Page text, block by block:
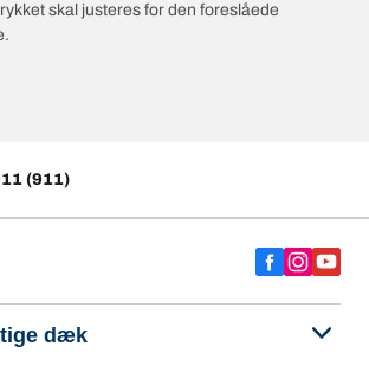
skal justeres for den foreslåede
(911)
dæk